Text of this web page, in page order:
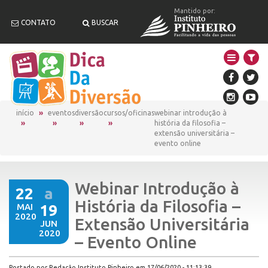
CONTATO BUSCAR
Mantido por:
início eventosdiversãocursos/oficinaswebinar introdução à
história da filosofia –
extensão universitária –
evento online
22
MAI
2020
a
19
JUN
2020
Webinar Introdução à
História da Filosofia –
Extensão Universitária
– Evento Online